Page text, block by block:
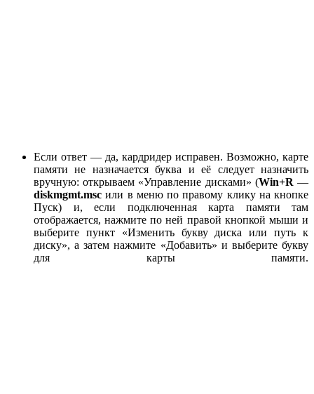
Если ответ — да, кардридер исправен. Возможно, карте
памяти не назначается буква и её следует назначить
вручную: открываем «Управление дисками» (Win+R—
diskmgmt.msc или в меню по правому клику на кнопке
Пуск) и, если подключенная карта памяти там
отображается, нажмите по ней правой кнопкой мыши и
выберите пункт «Изменить букву диска или путь к
диску», а затем нажмите «Добавить» и выберите букву
для карты памяти.